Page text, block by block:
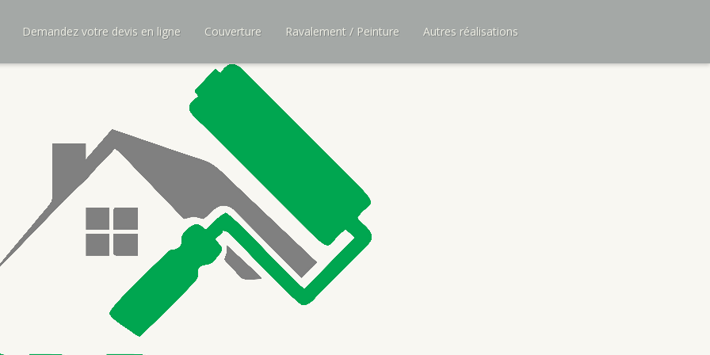
Demandez votre devis en ligne Couverture Ravalement / Peinture Autres réalisations